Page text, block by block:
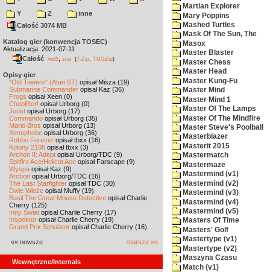
Y
Z
inne
Całość 3074 MB
Katalog gier (konwencja TOSEC)
Aktualizacja: 2021-07-11
Całość md5 sha (7-Zip TUGZip)
Opisy gier
"Old Towers" (Atari ST) opisał Misza (19)
Submarine Commander opisał Kaz (36)
Frogs opisał Xeen (0)
Choplifter! opisał Urborg (0)
Joust opisał Urborg (17)
Commando opisał Urborg (35)
Mario Bros opisał Urborg (13)
Xenophobe opisał Urborg (36)
Robbo Forever opisał tbxx (16)
Kolony 2106 opisał tbxx (3)
Archon II: Adept opisał Urborg/TDC (9)
Spitfire Ace/Hellcat Ace opisał Farscape (9)
Wyspa opisał Kaz (9)
Archon opisał Urborg/TDC (16)
The Last Starfighter opisał TDC (30)
Dwie Wieże opisał Muffy (19)
Basil The Great Mouse Detective opisał Charlie
Cherry (125)
Inny Świat opisał Charlie Cherry (17)
Inspektor opisał Charlie Cherry (19)
Grand Prix Simulator opisał Charlie Cherry (16)
«« nowsze starsze »»
Wewnętrzne/Internals
Martian Explorer
Mary Poppins
Mashed Turtles
Mask Of The Sun, The
Masox
Master Blaster
Master Chess
Master Head
Master Kung-Fu
Master Mind
Master Mind 1
Master Of The Lamps
Master Of The Mindfire
Master Steve's Poolball
Masterblazer
Masterit 2015
Mastermatch
Mastermaze
Mastermind (v1)
Mastermind (v2)
Mastermind (v3)
Mastermind (v4)
Mastermind (v5)
Masters Of Time
Masters' Golf
Mastertype (v1)
Mastertype (v2)
Maszyna Czasu
Match (v1)